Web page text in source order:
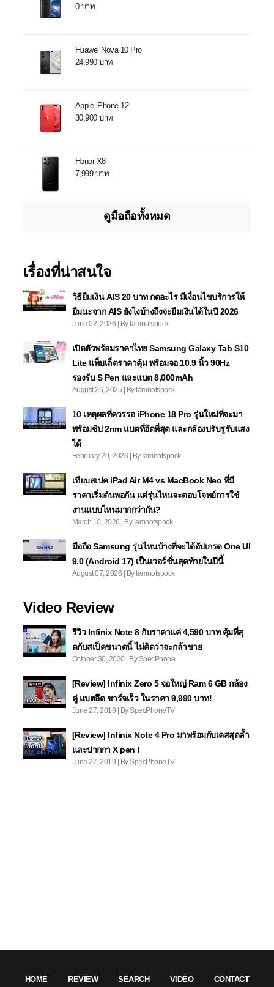
0 บาท
Huawei Nova 10 Pro
24,990 บาท
Apple iPhone 12
30,900 บาท
Honor X8
7,999 บาท
ดูมือถือทั้งหมด
เรื่องที่น่าสนใจ
วิธียืมเงิน AIS 20 บาท กดอะไร มีเงื่อนไขบริการให้
ยืมนะจาก AIS ยังไงบ้างถึงจะยืมเงินได้ในปี 2026
June 02, 2026 | By Iamnotspock
เปิดตัวพร้อมราคาไทย Samsung Galaxy Tab S10
Lite แท็บเล็ตราคาคุ้ม พร้อมจอ 10.9 นิ้ว 90Hz
รองรับ S Pen และแบต 8,000mAh
August 26, 2025 | By Iamnotspock
10 เหตุผลที่ควรรอ iPhone 18 Pro รุ่นใหม่ที่จะมา
พร้อมชิป 2nm แบตที่อึดที่สุด และกล้องปรับรูรับแสง
ได้
February 20, 2026 | By Iamnotspock
เทียบสเปค iPad Air M4 vs MacBook Neo ที่มี
ราคาเริ่มต้นพอกัน แต่รุ่นไหนจะตอบโจทย์การใช้
งานแบบไหนมากกว่ากัน?
March 10, 2026 | By Iamnotspock
มือถือ Samsung รุ่นไหนบ้างที่จะได้อัปเกรด One UI
9.0 (Android 17) เป็นเวอร์ชั่นสุดท้ายในปีนี้
August 07, 2026 | By Iamnotspock
Video Review
รีวิว Infinix Note 8 กับราคาแค่ 4,590 บาท คุ้มที่สุ
ดกับสเป็คขนาดนี้ ไม่คิดว่าจะกล้าขาย
October 30, 2020 | By SpecPhone
[Review] Infinix Zero 5 จอใหญ่ Ram 6 GB กล้อง
คู่ แบตอึด ชาร์จเร็ว ในราคา 9,990 บาท!
June 27, 2019 | By SpecPhoneTV
[Review] Infinix Note 4 Pro มาพร้อมกับเคสสุดล้ำ
และปากกา X pen !
June 27, 2019 | By SpecPhoneTV
HOME REVIEW SEARCH VIDEO CONTACT